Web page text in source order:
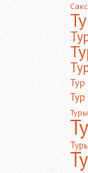
Тур
Тур